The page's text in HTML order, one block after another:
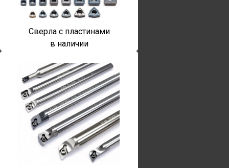
Сверла с пластинами
в наличии